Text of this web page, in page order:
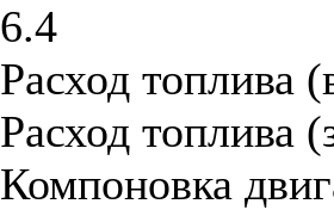
6.4
Расход топлива
Расход топлива
Компоновка